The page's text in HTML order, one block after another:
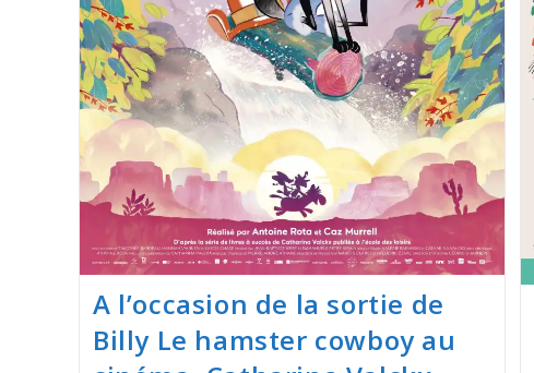
A l’occasion de la sortie de
Billy Le hamster cowboy au